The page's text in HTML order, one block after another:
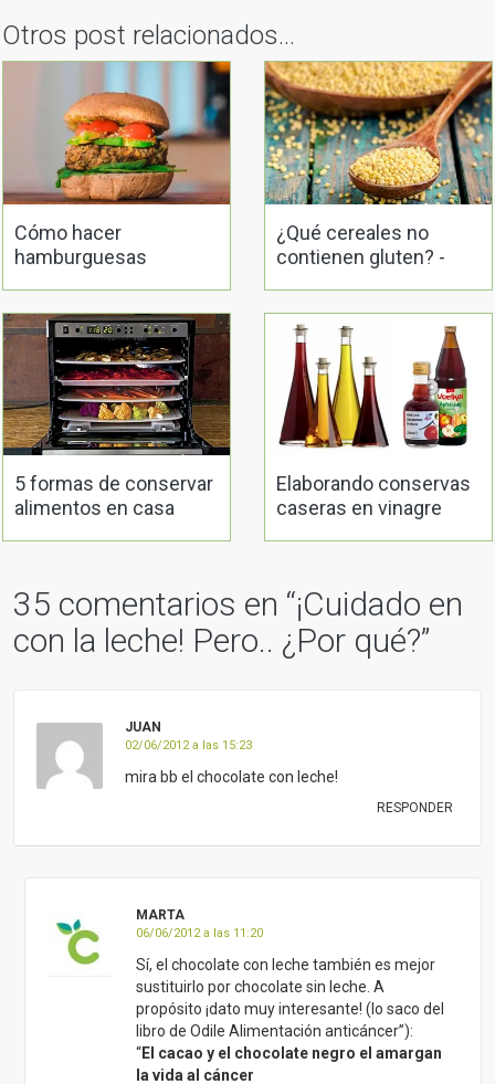
5 formas de conservar
alimentos en casa
Elaborando conservas
caseras en vinagre
35 comentarios en “¡Cuidado en
con la leche! Pero.. ¿Por qué?”
JUAN
02/06/2012 a las 15:23
mira bb el chocolate con leche!
RESPONDER
MARTA
06/06/2012 a las 11:20
Sí, el chocolate con leche también es mejor
“El cacao y el chocolate negro el amargan
El cacao y sus productos son la fuente más
concentrada de procianidinas, flavonoides,
Estos fitoquímicoslimitan el crecimiento de
más antioxidantes que existe(…).
La leche impide la absorción de los
polifenoles del chocolate, así que mejor
consumir chocolate negro puro al 85% (…)”.
RESPONDER